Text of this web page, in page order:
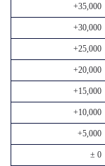
+35,000
+30,000
+25,000
+20,000
+15,000
+10,000
+5,000
± 0